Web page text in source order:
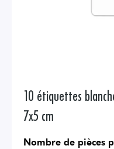
10 étiquettes
7x5 cm
Nombre de pièces